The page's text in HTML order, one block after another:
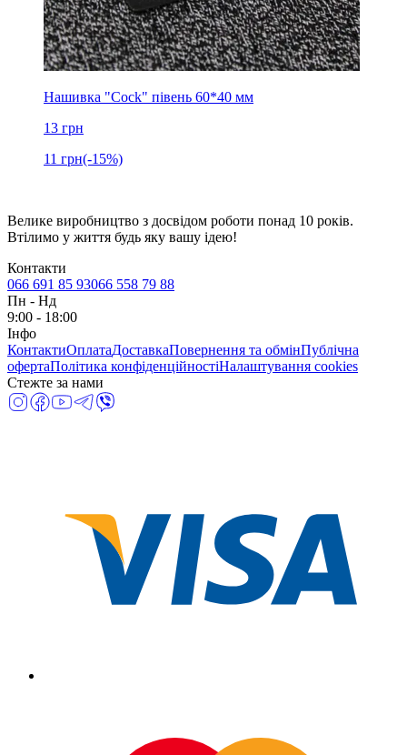
Нашивка "Cock" півень 60*40 мм
13 грн
11 грн(-15%)
Велике виробництво з досвідом роботи понад 10 років.
Втілимо у життя будь яку вашу ідею!
Контакти
066 691 85 93066 558 79 88
Пн - Нд
9:00 - 18:00
Інфо
КонтактиОплатаДоставкаПовернення та обмінПублічна
офертаПолітика конфіденційностіНалаштування cookies
Стежте за нами